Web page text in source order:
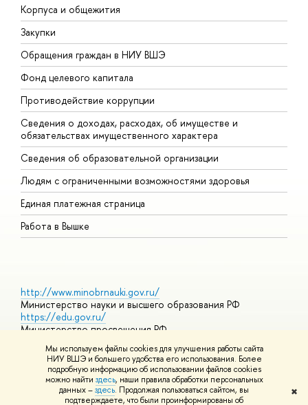
Мы используем файлы cookies для улучшения работы сайта
НИУ ВШЭ и большего удобства его использования. Более
подробную информацию об использовании файлов cookies
можно найти здесь, наши правила обработки персональных
данных –здесь. Продолжая пользоваться сайтом, вы
подтверждаете, что были проинформированы об
✖
Корпуса и общежития
Закупки
Обращения граждан в НИУ ВШЭ
Фонд целевого капитала
Противодействие коррупции
Сведения о доходах, расходах, об имуществе и
обязательствах имущественного характера
Сведения об образовательной организации
Людям с ограниченными возможностями здоровья
Единая платежная страница
Работа в Вышке
http://www.minobrnauki.gov.ru/
Министерство науки и высшего образования РФ
https://edu.gov.ru/
Министерство просвещения РФ
Массовые открытые онлайн-курсы
© НИУ ВШЭ 1993–2026 Адреса и контактыУсловия